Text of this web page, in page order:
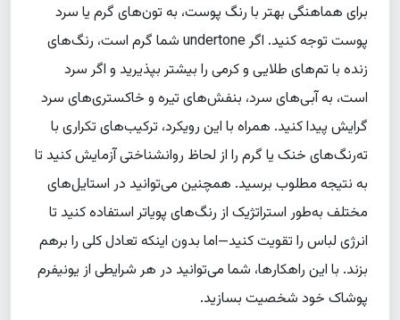
برای هماهنگی بهتر با رنگ پوست، به تون‌های گرم یا سرد
پوست توجه کنید. اگر undertone شما گرم است، رنگ‌های
زنده با تم‌های طلایی و کرمی را بیشتر بپذیرید و اگر سرد
است، به آبی‌های سرد، بنفش‌های تیره و خاکستری‌های سرد
گرایش پیدا کنید. همراه با این رویکرد، ترکیب‌های تکراری با
ته‌رنگ‌های خنک یا گرم را از لحاظ روانشناختی آزمایش کنید تا
به نتیجه مطلوب برسید. همچنین می‌توانید در استایل‌های
مختلف به‌طور استراتژیک از رنگ‌های پویاتر استفاده کنید تا
انرژی لباس را تقویت کنید—اما بدون اینکه تعادل کلی را برهم
بزند. با این راهکارها، شما می‌توانید در هر شرایطی از یونیفرم
پوشاک خود شخصیت بسازید.